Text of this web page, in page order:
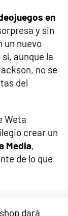
en
y sin
un nuevo
aunque la
no se
del
Weta
crear un
Media,
de lo que
dará